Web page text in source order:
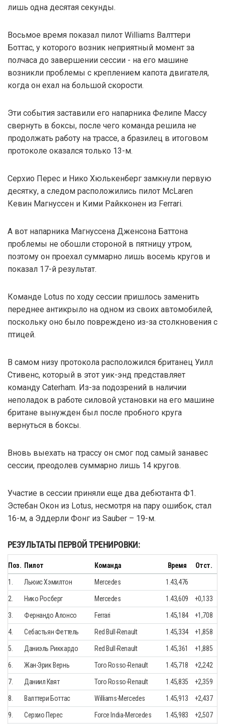
лишь одна десятая секунды.
Восьмое время показал пилот Williams Валттери
Боттас, у которого возник неприятный момент за
полчаса до завершении сессии - на его машине
возникли проблемы с креплением капота двигателя,
когда он ехал на большой скорости.
Эти события заставили его напарника Фелипе Массу
свернуть в боксы, после чего команда решила не
продолжать работу на трассе, а бразилец в итоговом
протоколе оказался только 13-м.
Серхио Перес и Нико Хюлькенберг замкнули первую
десятку, а следом расположились пилот McLaren
Кевин Магнуссен и Кими Райкконен из Ferrari.
А вот напарника Магнуссена Дженсона Баттона
проблемы не обошли стороной в пятницу утром,
поэтому он проехал суммарно лишь восемь кругов и
показал 17-й результат.
Команде Lotus по ходу сессии пришлось заменить
переднее антикрыло на одном из своих автомобилей,
поскольку оно было повреждено из-за столкновения с
птицей.
В самом низу протокола расположился британец Уилл
Стивенс, который в этот уик-энд представляет
команду Caterham. Из-за подозрений в наличии
неполадок в работе силовой установки на его машине
британе вынужден был после пробного круга
вернуться в боксы.
Вновь выехать на трассу он смог под самый занавес
сессии, преодолев суммарно лишь 14 кругов.
Участие в сессии приняли еще два дебютанта Ф1.
Эстебан Окон из Lotus, несмотря на пару ошибок, стал
16-м, а Эддерли Фонг из Sauber – 19-м.
РЕЗУЛЬТАТЫ ПЕРВОЙ ТРЕНИРОВКИ:
Поз. Пилот Команда Время Отст.
1. Льюис Хэмилтон Mercedes 1.43,476
2. Нико Росберг Mercedes 1.43,609 +0,133
3. Фернандо Алонсо Ferrari 1.45,184 +1,708
4. Себастьян Феттель Red Bull-Renault 1.45,334 +1,858
5. Даниэль Риккардо Red Bull-Renault 1.45,361 +1,885
6. Жан-Эрик Вернь Toro Rosso-Renault 1.45,718 +2,242
7. Даниил Квят Toro Rosso-Renault 1.45,835 +2,359
8. Валттери Боттас Williams-Mercedes 1.45,913 +2,437
9. Серхио Перес Force India-Mercedes 1.45,983 +2,507